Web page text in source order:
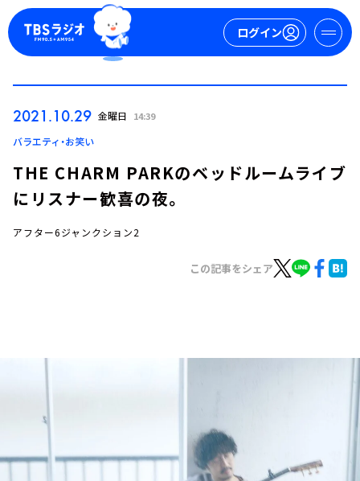
ログイン
ログイン
YouTube
2021.10.29 金曜日 14:39
バラエティ・お笑い
THE CHARM PARKのベッドルームライブ
にリスナー歓喜の夜。
アフター6ジャンクション2
この記事をシェア